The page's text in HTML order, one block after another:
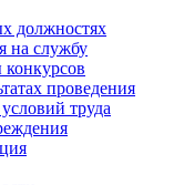
должностях
на службу
конкурсов
проведения
труда